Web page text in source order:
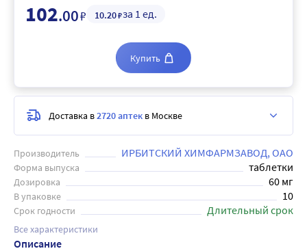
Производитель ИРБИТСКИЙ ХИМФАРМЗАВОД, ОАО
Форма выпуска таблетки
Дозировка 60 мг
В упаковке 10
Срок годности Длительный срок
Все характеристики
Описание
102.00₽ 10.20₽за 1 ед.
Купить
Доставка в2720 аптек в Москве